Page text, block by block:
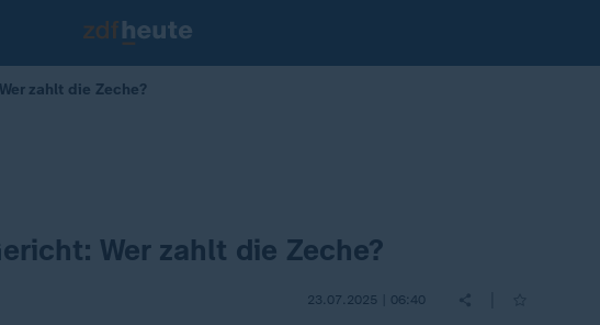
zahlt die Zeche?
Wer zahlt die Zeche?
23.07.2025 | 06:40